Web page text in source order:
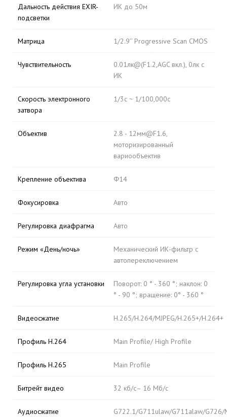
Дальность действия EXIR-
подсветки
ИК до 50м
Матрица 1/2.9’’ Progressive Scan CMOS
Чувствительность
0.01лк@(F1.2,AGC вкл.), 0лк с
ИК
Скорость электронного
затвора
1/3с ~ 1/100,000с
Объектив
2.8 - 12мм@F1.6,
моторизированный
вариообъектив
Крепление объектива Φ14
Фокусировка Авто
Регулировка диафрагма Авто
Режим «День/ночь»
Механический ИК-фильтр с
автопереключением
Регулировка угла установки
Поворот: 0 ° - 360 °; наклон: 0
° - 90 °; вращение: 0° - 360 °
Видеосжатие H.265/H.264/MJPEG/H.265+/H.264+
Профиль H.264 Main Profile/ High Profile
Профиль H.265 Main Profile
Битрейт видео 32 кб/с– 16 Мб/с
Аудиосжатие G722.1/G711ulaw/G711alaw/G726/